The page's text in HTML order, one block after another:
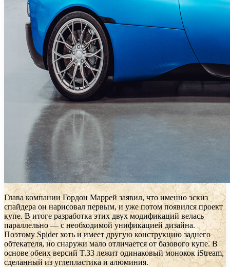
Глава компании Гордон Маррей заявил, что именно эскиз
спайдера он нарисовал первым, и уже потом появился проект
купе. В итоге разработка этих двух модификаций велась
параллельно — с необходимой унификацией дизайна.
Поэтому Spider хоть и имеет другую конструкцию заднего
обтекателя, но снаружи мало отличается от базового купе. В
основе обеих версий T.33 лежит одинаковый монокок iStream,
сделанный из углепластика и алюминия.